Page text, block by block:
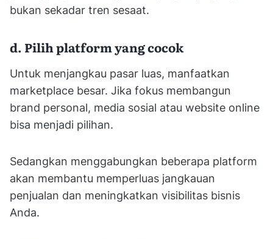
bukan sekadar tren sesaat.
d. Pilih platform yang cocok
Untuk menjangkau pasar luas, manfaatkan
marketplace besar. Jika fokus membangun
brand personal, media sosial atau website online
bisa menjadi pilihan.
Sedangkan menggabungkan beberapa platform
akan membantu memperluas jangkauan
penjualan dan meningkatkan visibilitas bisnis
Anda.